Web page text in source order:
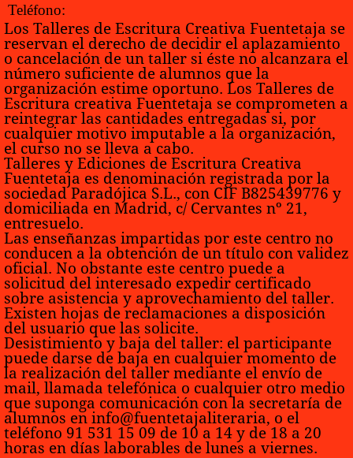
Teléfono:
Los Talleres de Escritura Creativa Fuentetaja se
reservan el derecho de decidir el aplazamiento
o cancelación de un taller si éste no alcanzara el
número suficiente de alumnos que la
organización estime oportuno. Los Talleres de
Escritura creativa Fuentetaja se comprometen a
reintegrar las cantidades entregadas si, por
cualquier motivo imputable a la organización,
el curso no se lleva a cabo.
Talleres y Ediciones de Escritura Creativa
Fuentetaja es denominación registrada por la
sociedad Paradójica S.L., con CIF B825439776 y
domiciliada en Madrid, c/ Cervantes nº 21,
entresuelo.
Las enseñanzas impartidas por este centro no
conducen a la obtención de un título con validez
oficial. No obstante este centro puede a
solicitud del interesado expedir certificado
sobre asistencia y aprovechamiento del taller.
Existen hojas de reclamaciones a disposición
del usuario que las solicite.
Desistimiento y baja del taller: el participante
puede darse de baja en cualquier momento de
la realización del taller mediante el envío de
mail, llamada telefónica o cualquier otro medio
que suponga comunicación con la secretaría de
alumnos en info@fuentetajaliteraria, o el
teléfono 91 531 15 09 de 10 a 14 y de 18 a 20
horas en días laborables de lunes a viernes.